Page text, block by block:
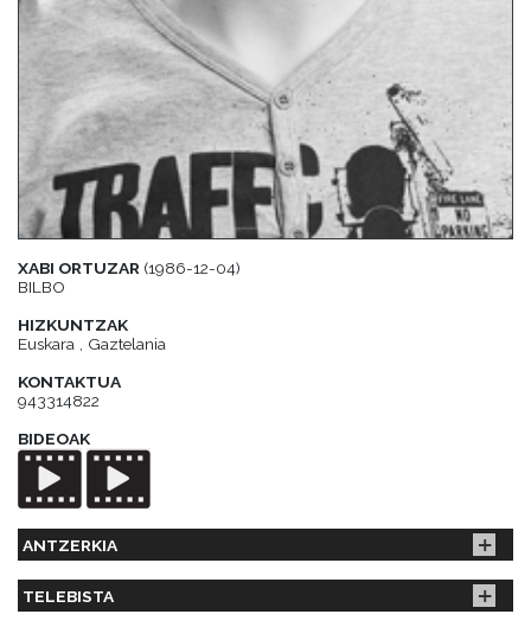
XABI ORTUZAR (1986-12-04)
BILBO
HIZKUNTZAK
Euskara , Gaztelania
KONTAKTUA
943314822
BIDEOAK
ANTZERKIA
TELEBISTA